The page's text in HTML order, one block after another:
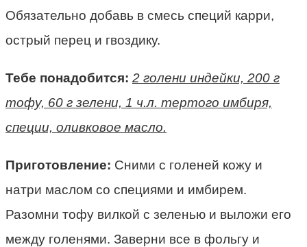
Обязательно добавь в смесь специй карри,
острый перец и гвоздику.
Тебе понадобится: 2 голени индейки, 200 г
тофу, 60 г зелени, 1 ч.л. тертого имбиря,
специи, оливковое масло.
Приготовление: Сними с голеней кожу и
натри маслом со специями и имбирем.
Разомни тофу вилкой с зеленью и выложи его
между голенями. Заверни все в фольгу и